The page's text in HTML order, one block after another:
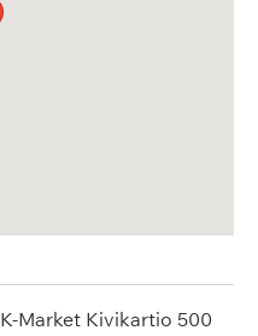
K-Market Kivikartio 500